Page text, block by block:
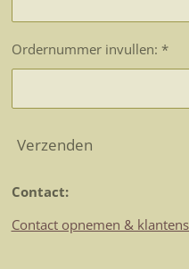
Ordernummer invullen: *
Verzenden
Contact:
Contact opnemen &